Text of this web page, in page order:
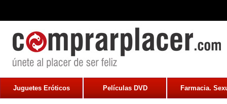
Juguetes Eróticos Películas DVD Farmacia.